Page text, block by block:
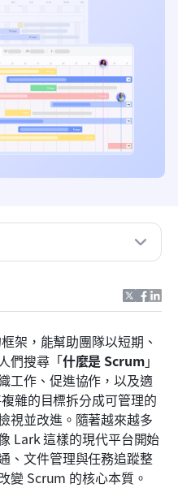
架，能幫助團隊以短期、
們搜尋「什麼是 Scrum」
工作、促進協作，以及適
雜的目標拆分成可管理的
視並改進。隨著越來越多
Lark 這樣的現代平台開始
、文件管理與任務追蹤整
變 Scrum 的核心本質。
團隊會採用它？
明性
特點
案中的Scrum工作流